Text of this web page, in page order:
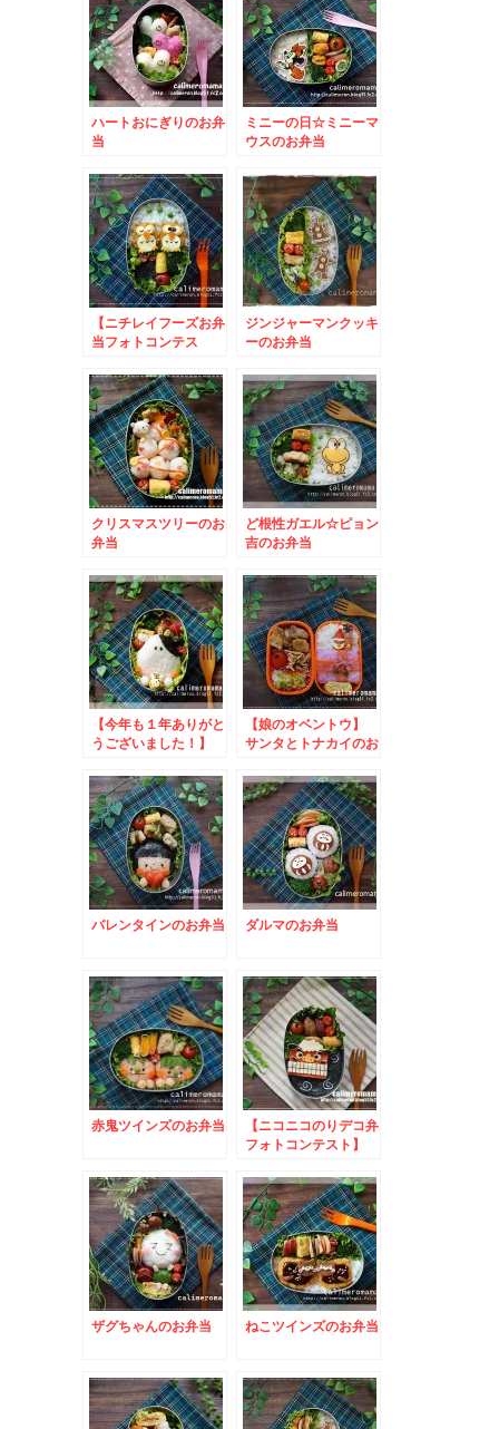
ハートおにぎりのお弁
当
ミニーの日☆ミニーマ
ウスのお弁当
【ニチレイフーズお弁
当フォトコンテス
当とこいのぼりのお弁
当
ジンジャーマンクッキ
ーのお弁当
クリスマスツリーのお
弁当
ど根性ガエル☆ピョン
吉のお弁当
【今年も１年ありがと
うございました！】
【娘のオベントウ】
サンタとトナカイのお
バレンタインのお弁当 ダルマのお弁当
赤鬼ツインズのお弁当
【ニコニコのりデコ弁
フォトコンテスト】
した！
ザグちゃんのお弁当 ねこツインズのお弁当